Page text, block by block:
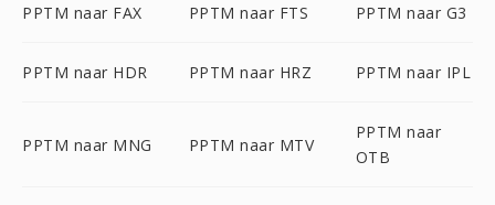
PPTM naar FAX PPTM naar FTS PPTM naar G3
PPTM naar HDR PPTM naar HRZ PPTM naar IPL
PPTM naar MNG PPTM naar MTV
PPTM naar
OTB